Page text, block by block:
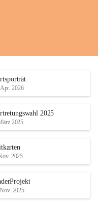
2026
2025
2025
2025
2025